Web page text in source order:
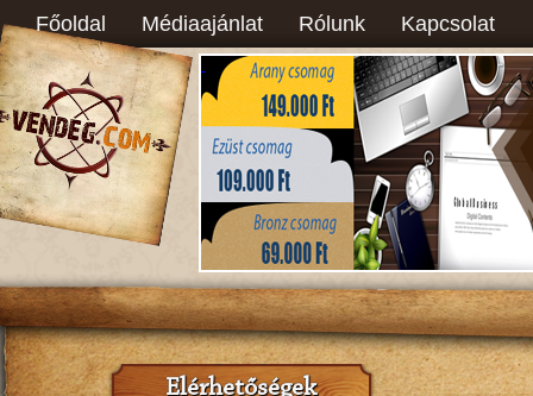
Főoldal Médiaajánlat Rólunk Kapcsolat
Elérhetőségek